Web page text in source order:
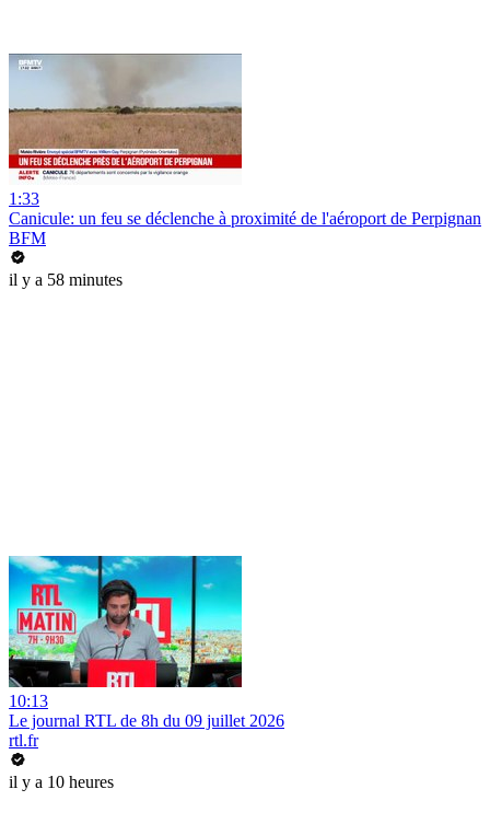
1:33
Canicule: un feu se déclenche à proximité de l'aéroport de Perpignan
BFM
il y a 58 minutes
10:13
Le journal RTL de 8h du 09 juillet 2026
rtl.fr
il y a 10 heures